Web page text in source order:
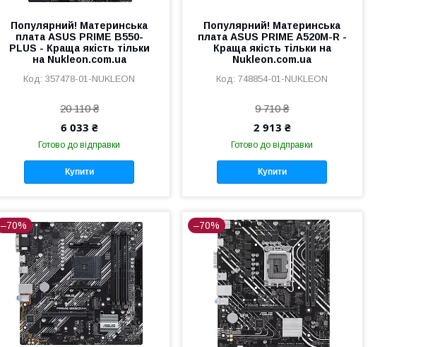
Популярний! Материнська
плата ASUS PRIME B550-
PLUS - Краща якість тільки
на Nukleon.com.ua
357478-01-NUKLEON
20 110 ₴
6 033 ₴
Готово до відправки
Купити
Популярний! Материнська
плата ASUS PRIME A520M-R -
Краща якість тільки на
Nukleon.com.ua
748854-01-NUKLEON
9 710 ₴
2 913 ₴
Готово до відправки
Купити
–70% –70%